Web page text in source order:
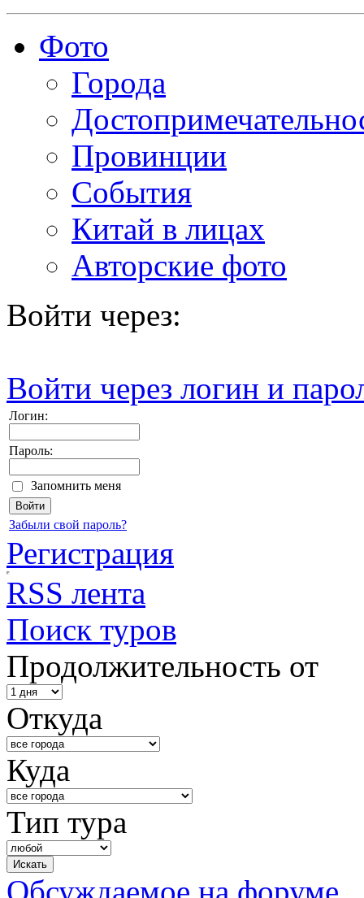
Фото
Города
Провинции
События
Китай в лицах
Авторские фото
Войти через:
Войти через логин и
Логин:
Пароль:
Запомнить меня
Забыли свой пароль?
Регистрация
RSS лента
Поиск туров
Продолжительность от
Откуда
Куда
Тип тура
Обсуждаемое на форуме